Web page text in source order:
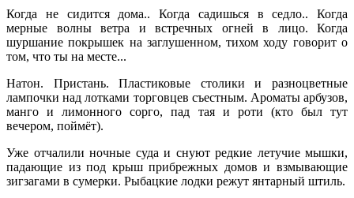
Когда не сидится дома.. Когда садишься в седло.. Когда
мерные волны ветра и встречных огней в лицо. Когда
шуршание покрышек на заглушенном, тихом ходу говорит о
том, что ты на месте...
Натон. Пристань. Пластиковые столики и разноцветные
лампочки над лотками торговцев съестным. Ароматы арбузов,
манго и лимонного сорго, пад тая и роти (кто был тут
вечером, поймёт).
Уже отчалили ночные суда и снуют редкие летучие мышки,
падающие из под крыш прибрежных домов и взмывающие
зигзагами в сумерки. Рыбацкие лодки режут янтарный штиль.